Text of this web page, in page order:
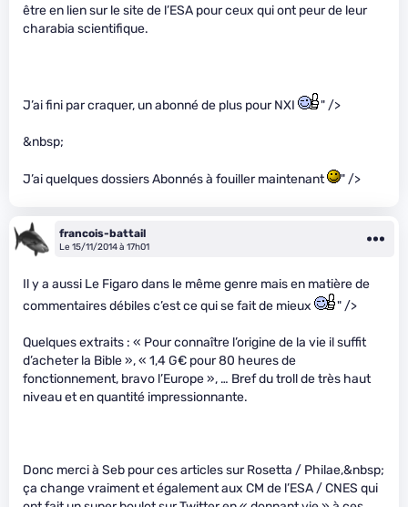
être en lien sur le site de l’ESA pour ceux qui ont peur de leur
charabia scientifique.
J’ai fini par craquer, un abonné de plus pour NXI " />
&nbsp;
J’ai quelques dossiers Abonnés à fouiller maintenant " />
francois-battail
Le 15/11/2014 à 17h01
Il y a aussi Le Figaro dans le même genre mais en matière de
commentaires débiles c’est ce qui se fait de mieux
" />
Quelques extraits : « Pour connaître l’origine de la vie il suffit
d’acheter la Bible », « 1,4 G€ pour 80 heures de
fonctionnement, bravo l’Europe », … Bref du troll de très haut
niveau et en quantité impressionnante.
Donc merci à Seb pour ces articles sur Rosetta / Philae,&nbsp;
ça change vraiment et également aux CM de l’ESA / CNES qui